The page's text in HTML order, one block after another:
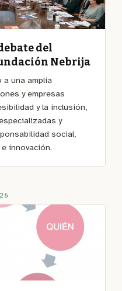
del
Nebrija
a una amplia
y empresas
y la inclusión,
y
social,
innovación.